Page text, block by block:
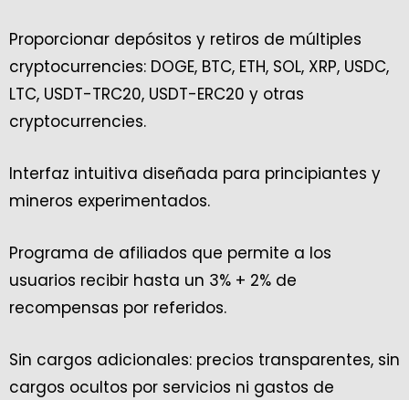
Proporcionar depósitos y retiros de múltiples
cryptocurrencies: DOGE, BTC, ETH, SOL, XRP, USDC,
LTC, USDT-TRC20, USDT-ERC20 y otras
cryptocurrencies.
Interfaz intuitiva diseñada para principiantes y
mineros experimentados.
Programa de afiliados que permite a los
usuarios recibir hasta un 3% + 2% de
recompensas por referidos.
Sin cargos adicionales: precios transparentes, sin
cargos ocultos por servicios ni gastos de